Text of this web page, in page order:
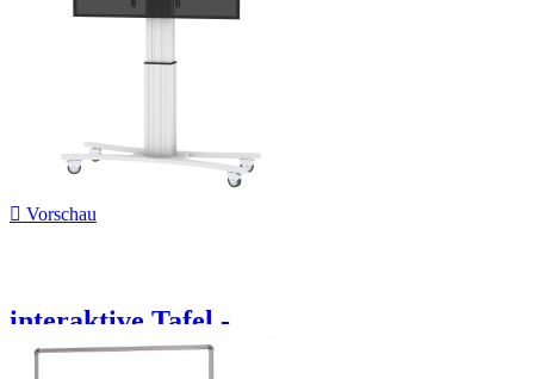
 Vorschau
interaktive Tafel -...